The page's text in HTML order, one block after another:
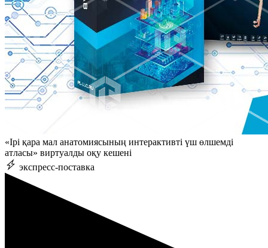
«Ірі қара мал анатомиясының интерактивті үш өлшемді
атласы» виртуалды оқу кешені
экспресс-поставка